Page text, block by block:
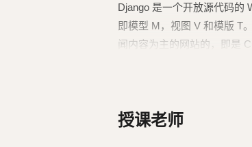
Django 是一个开放源代码的
即模型 M，视图 V 和模版 T
闻内容为主的网站的，即是
下发布。这套框架是以比利
程序框架，它起源于开源社
授课老师